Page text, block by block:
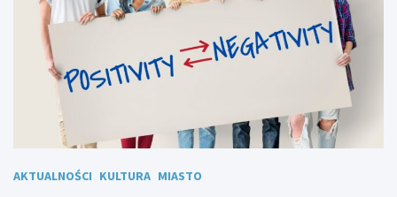
AKTUALNOŚCI KULTURA MIASTO